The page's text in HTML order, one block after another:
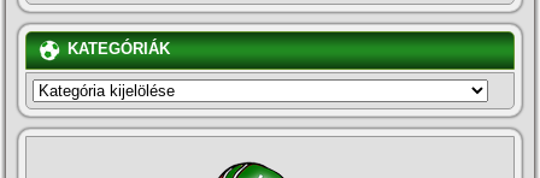
KATEGÓRIÁK
KATEGÓRIÁK